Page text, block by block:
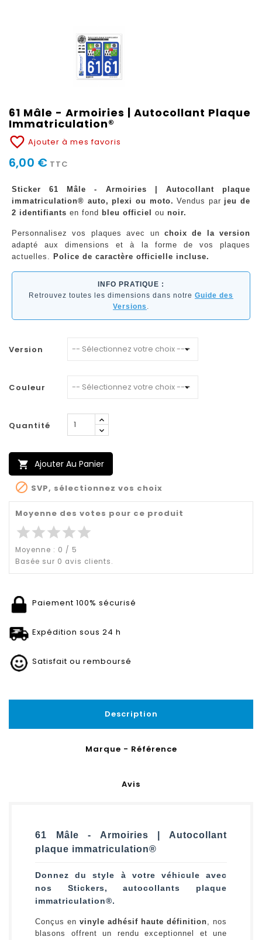
61 Mâle - Armoiries | Autocollant Plaque
Immatriculation®
favorite_border Ajouter à mes favoris
6,00 € TTC
Sticker 61 Mâle - Armoiries | Autocollant plaque
immatriculation® auto, plexi ou moto. Vendus par jeu de
2 identifiants en fond bleu officiel ou noir.
Personnalisez vos plaques avec un choix de la version
adapté aux dimensions et à la forme de vos plaques
actuelles. Police de caractère officielle incluse.
INFO PRATIQUE :
Retrouvez toutes les dimensions dans notre Guide des
Versions .
Version
Couleur
Quantité
 Ajouter Au Panier
 SVP, sélectionnez vos choix
Moyenne des votes pour ce produit
starstarstarstarstar
Moyenne : 0 / 5
Basée sur 0 avis clients.
Paiement 100% sécurisé
Expédition sous 24 h
Satisfait ou remboursé
Description
Marque - Référence
Avis
61 Mâle - Armoiries | Autocollant
plaque immatriculation®
Donnez du style à votre véhicule avec
nos Stickers, autocollants plaque
immatriculation®.
Conçus en vinyle adhésif haute définition, nos
blasons offrent un rendu exceptionnel et une